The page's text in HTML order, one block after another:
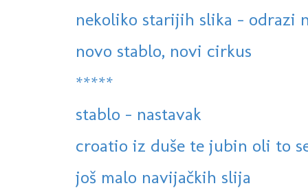
nekoliko starijih slika - odrazi
novo stablo, novi cirkus
*****
stablo - nastavak
croatio iz duše te jubin oli to
još malo navijačkih slija